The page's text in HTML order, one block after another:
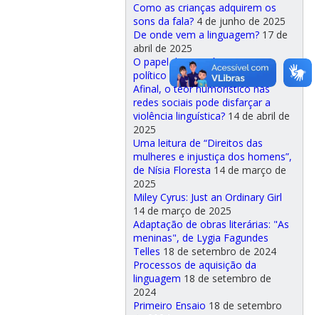
Como as crianças adquirem os
sons da fala? 4 de junho de 2025
De onde vem a linguagem? 17 de
abril de 2025
O papel da memória como ato
político
14 de abril de 2025
Afinal, o teor humorístico nas
redes sociais pode disfarçar a
violência linguística? 14 de abril de
2025
Uma leitura de “Direitos das
mulheres e injustiça dos homens”,
de Nísia Floresta 14 de março de
2025
Miley Cyrus: Just an Ordinary Girl
14 de março de 2025
Adaptação de obras literárias: "As
meninas", de Lygia Fagundes
Telles 18 de setembro de 2024
Processos de aquisição da
linguagem 18 de setembro de
2024
Primeiro Ensaio 18 de setembro